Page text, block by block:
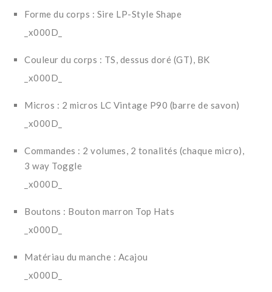
Forme du corps : Sire LP-Style Shape
_x000D_
Couleur du corps : TS, dessus doré (GT), BK
_x000D_
Micros : 2 micros LC Vintage P90 (barre de savon)
_x000D_
Commandes : 2 volumes, 2 tonalités (chaque micro),
3 way Toggle
_x000D_
Boutons : Bouton marron Top Hats
_x000D_
Matériau du manche : Acajou
_x000D_